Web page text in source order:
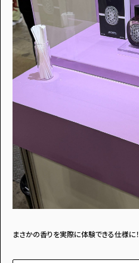
まさかの香りを実際に体験できる仕様に！